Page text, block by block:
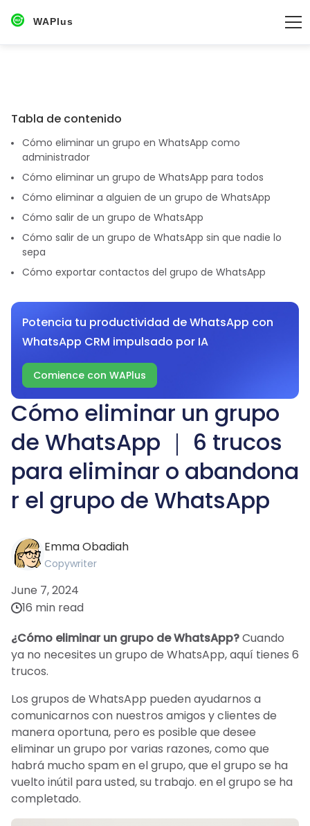
WAPlus
Cómo eliminar un grupo
de WhatsApp ｜ 6 trucos
para eliminar o abandona
r el grupo de WhatsApp
Emma Obadiah
Copywriter
June 7, 2024
16 min read
¿Cómo eliminar un grupo de WhatsApp?Cuando
ya no necesites un grupo de WhatsApp, aquí tienes 6
trucos.
Los grupos de WhatsApp pueden ayudarnos a
comunicarnos con nuestros amigos y clientes de
manera oportuna, pero es posible que desee
eliminar un grupo por varias razones, como que
habrá mucho spam en el grupo, que el grupo se ha
vuelto inútil para usted, su trabajo. en el grupo se ha
completado.
Tabla de contenido
Cómo eliminar un grupo en WhatsApp como
administrador
Cómo eliminar un grupo de WhatsApp para todos
Cómo eliminar a alguien de un grupo de WhatsApp
Cómo salir de un grupo de WhatsApp
Cómo salir de un grupo de WhatsApp sin que nadie lo
sepa
Cómo exportar contactos del grupo de WhatsApp
Potencia tu productividad de WhatsApp con
WhatsApp CRM impulsado por IA
Comience con WAPlus